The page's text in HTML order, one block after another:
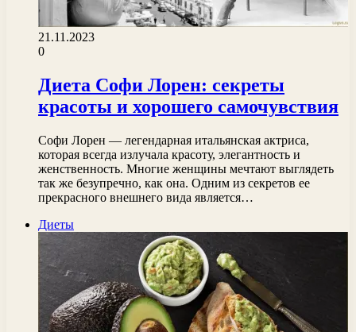
21.11.2023
0
Диета Софи Лорен: секреты
красоты и хорошего самочувствия
Софи Лорен — легендарная итальянская актриса,
которая всегда излучала красоту, элегантность и
женственность. Многие женщины мечтают выглядеть
так же безупречно, как она. Одним из секретов ее
прекрасного внешнего вида является…
Диеты